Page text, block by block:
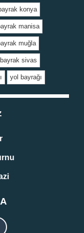
konya
manisa
muğla
sivas
yol bayrağı